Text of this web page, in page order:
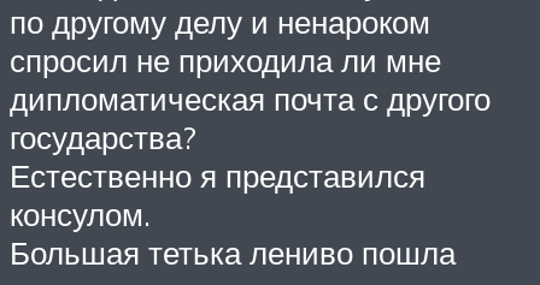
по другому делу и ненароком
спросил не приходила ли мне
дипломатическая почта с другого
государства?
Естественно я представился
консулом.
Большая тетька лениво пошла